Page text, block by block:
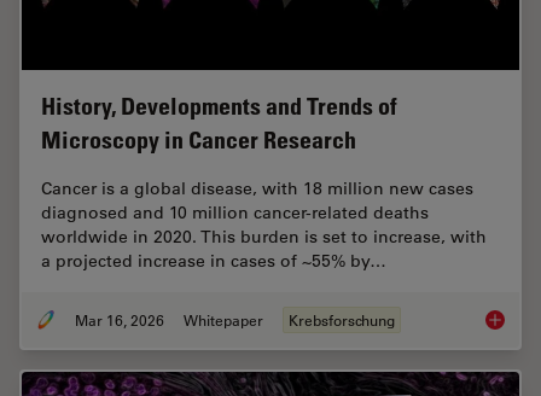
History, Developments and Trends of
Microscopy in Cancer Research
Cancer is a global disease, with 18 million new cases
diagnosed and 10 million cancer-related deaths
worldwide in 2020. This burden is set to increase, with
a projected increase in cases of ~55% by…
Mar 16, 2026 Whitepaper Krebsforschung